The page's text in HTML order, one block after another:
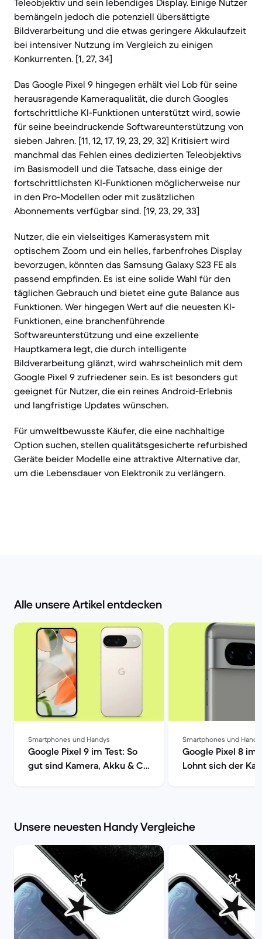
Teleobjektiv und sein lebendiges Display. Einige Nutzer
bemängeln jedoch die potenziell übersättigte
Bildverarbeitung und die etwas geringere Akkulaufzeit
bei intensiver Nutzung im Vergleich zu einigen
Konkurrenten. [1, 27, 34]
Das Google Pixel 9 hingegen erhält viel Lob für seine
herausragende Kameraqualität, die durch Googles
fortschrittliche KI-Funktionen unterstützt wird, sowie
für seine beeindruckende Softwareunterstützung von
sieben Jahren. [11, 12, 17, 19, 23, 29, 32] Kritisiert wird
manchmal das Fehlen eines dedizierten Teleobjektivs
im Basismodell und die Tatsache, dass einige der
fortschrittlichsten KI-Funktionen möglicherweise nur
in den Pro-Modellen oder mit zusätzlichen
Abonnements verfügbar sind. [19, 23, 29, 33]
Nutzer, die ein vielseitiges Kamerasystem mit
optischem Zoom und ein helles, farbenfrohes Display
bevorzugen, könnten das Samsung Galaxy S23 FE als
passend empfinden. Es ist eine solide Wahl für den
täglichen Gebrauch und bietet eine gute Balance aus
Funktionen. Wer hingegen Wert auf die neuesten KI-
Funktionen, eine branchenführende
Softwareunterstützung und eine exzellente
Hauptkamera legt, die durch intelligente
Bildverarbeitung glänzt, wird wahrscheinlich mit dem
Google Pixel 9 zufriedener sein. Es ist besonders gut
geeignet für Nutzer, die ein reines Android-Erlebnis
und langfristige Updates wünschen.
Für umweltbewusste Käufer, die eine nachhaltige
Option suchen, stellen qualitätsgesicherte refurbished
Geräte beider Modelle eine attraktive Alternative dar,
um die Lebensdauer von Elektronik zu verlängern.
Alle unsere Artikel entdecken
Smartphones und Handys
Google Pixel 9 im Test: So
gut sind Kamera, Akku & Co
Smartphones und
Google Pixel 8 im
Lohnt sich der
Unsere neuesten Handy Vergleiche